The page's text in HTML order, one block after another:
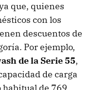
que, quienes
con los
descuentos de
Por ejemplo,
de la Serie 55,
de carga